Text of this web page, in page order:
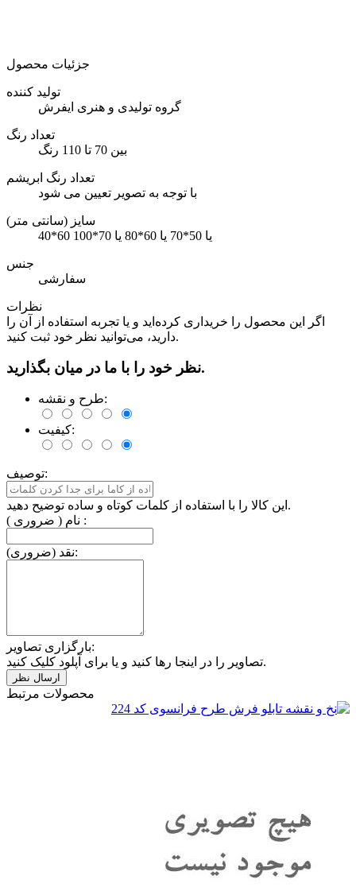
جزئیات محصول
تولید کننده
گروه تولیدی و هنری ایفرش
تعداد رنگ
بین 70 تا 110 رنگ
تعداد رنگ ابریشم
با توجه به تصویر تعیین می شود
سایز (سانتی متر)
40*60 یا 50*70 یا 60*80 یا 70*100
جنس
سفارشی
نظرات
اگر این محصول را خریداری کرده‌اید و یا تجربه استفاده از آن را
دارید، می‌توانید نظر خود ثبت کنید.
نظر خود را با ما در میان بگذارید.
طرح و نقشه:
کیفیت:
توصیف:
این کالا را با استفاده از کلمات کوتاه و ساده توضیح دهید.
نام ( ضروری ) :
نقد (ضروری):
بارگزاری تصاویر:
تصاویر را در اینجا رها کنید و یا برای آپلود کلیک کنید.
محصولات مرتبط